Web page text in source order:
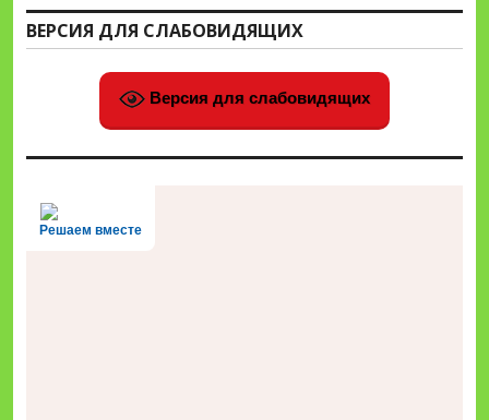
ВЕРСИЯ ДЛЯ СЛАБОВИДЯЩИХ
Версия для слабовидящих
Решаем вместе